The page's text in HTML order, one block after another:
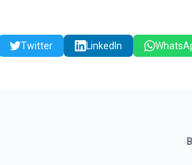
Twitter LinkedIn